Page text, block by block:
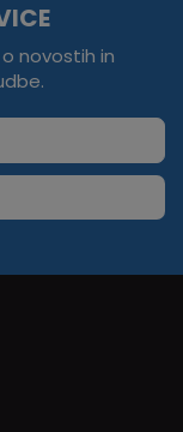
novostih in